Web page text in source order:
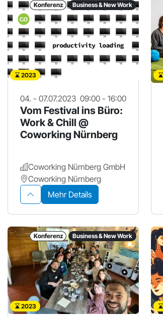
Konferenz Business & New Work
2023
04. - 07.07.2023 09:00 - 16:00
Vom Festival ins Büro:
Work & Chill @
Coworking Nürnberg
Coworking Nürnberg GmbH
Coworking Nürnberg
Mehr Details
Konferenz Business & New Work
2023